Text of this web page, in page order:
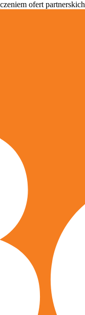
ofert partnerskich